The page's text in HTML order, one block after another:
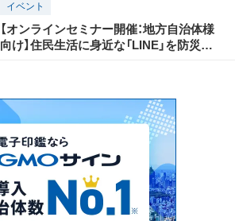
イベント
【オンラインセミナー開催：地方自治体様
向け】住民生活に身近な「LINE」を防災・